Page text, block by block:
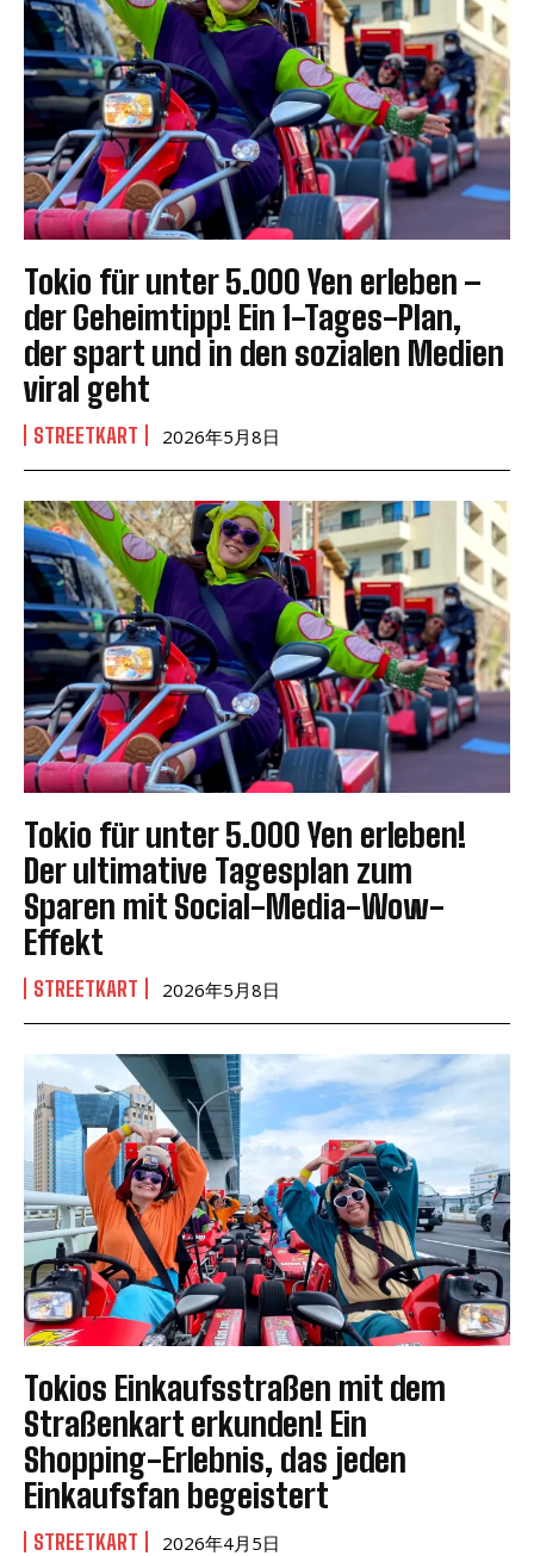
Tokio für unter 5.000 Yen erleben –
der Geheimtipp! Ein 1-Tages-Plan,
der spart und in den sozialen Medien
viral geht
STREETKART 2026年5月8日
Tokio für unter 5.000 Yen erleben!
Der ultimative Tagesplan zum
Sparen mit Social-Media-Wow-
Effekt
STREETKART 2026年5月8日
Tokios Einkaufsstraßen mit dem
Straßenkart erkunden! Ein
Shopping-Erlebnis, das jeden
Einkaufsfan begeistert
STREETKART 2026年4月5日